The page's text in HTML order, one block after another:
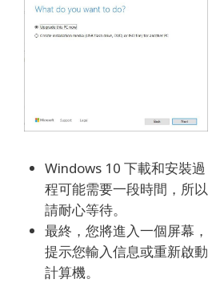
Windows 10 下載和安裝過
程可能需要一段時間，所以
請耐心等待。
最終，您將進入一個屏幕，
提示您輸入信息或重新啟動
計算機。